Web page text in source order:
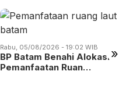
»
Rabu, 05/08/2026 - 19:02 WIB
BP Batam Benahi Alokasi
Pemanfaatan Ruan…